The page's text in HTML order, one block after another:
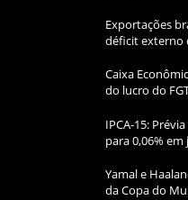
Exportações
déficit externo
Caixa
do lucro do
IPCA-15:
para 0,06%
Yamal e
da Copa do